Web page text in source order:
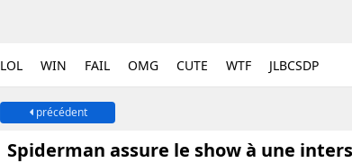
LOL WIN FAIL OMG CUTE WTF JLBCSDP
précédent
Spiderman assure le show à une